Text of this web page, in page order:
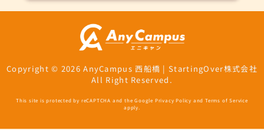
Copyright © 2026 AnyCampus 西船橋 | StartingOver株式会社
All Right Reserved.
This site is protected by reCAPTCHA and the Google Privacy Policy andTerms of Service
apply.